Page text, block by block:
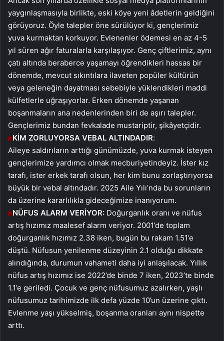
yaygınlaşmasıyla birlikte, eski köye yeni âdetlerin geldiğini
görüyoruz. Öyle talepler öne sürülüyor ki, gençlerimiz
yuva kurmaktan korkuyor. Evlenenler ödemesi en az 4-5
yıl süren ağır faturalarla karşılaşıyor. Genç çiftlerimiz, aynı
çatı altında beraberce yaşamayı öğrendikleri hassas bir
dönemde, mevcut sıkıntılara ilaveten popüler kültürün
veya geleneğin dayatması sebebiyle yüklendikleri maddi
külfetlerle uğraşıyorlar. Erken dönemde yaşanan
boşanmaların ana nedenlerinden biri de aşırı talepler.
Gençlerimiz bundan fevkalade mustariptir, şikâyetçidir.
KİM ZORLUYORSA VEBAL ALTINDADIR:
Aileye saldırıların arttığı günümüzde, yuva kurmak isteyen
gençlerimize yardımcı olmak mecburiyetindeyiz. İster kız
tarafı, ister erkek tarafı olsun, her kim bunu zorlaştırıyorsa
büyük bir vebal altındadır. 2025 Aile Yılı’nda bu sorunların
da üzerine kararlılıkla gideceğimize inanıyorum.
NÜFUS ALARM VERİYOR: Doğurganlık oranı ve nüfus
artış hızımız maalesef alarm veriyor. 2001’de toplam
doğurganlık hızımız 2.38 iken, bugün bu rakam 1.51’e
düştü. Nüfusun yenilenme düzeyinin 2.1 olduğu dikkate
alındığında, durumun vahameti daha iyi anlaşılacak. Yıllık
nüfus artış hızımız ise 2022’de binde 7 iken, 2023’te binde
1.1’e geriledi. Çocuk ve genç nüfusumuz azalırken, yaşlı
nüfusumuz tarihimizde ilk defa yüzde 10’un üzerine çıktı.
Evlenme yaşı yükselmiş, boşanma oranları aynı nispette
arttı.